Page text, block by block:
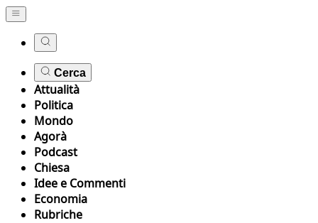
Cerca
Attualità
Politica
Mondo
Agorà
Podcast
Chiesa
Idee e Commenti
Economia
Rubriche